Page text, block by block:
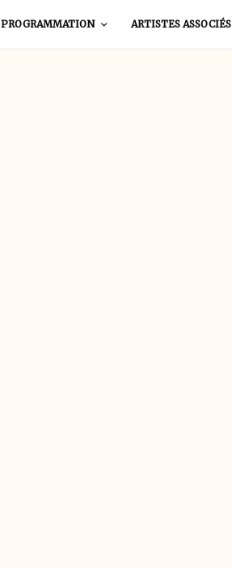
PROGRAMMATION ARTISTES ASSOCIÉS